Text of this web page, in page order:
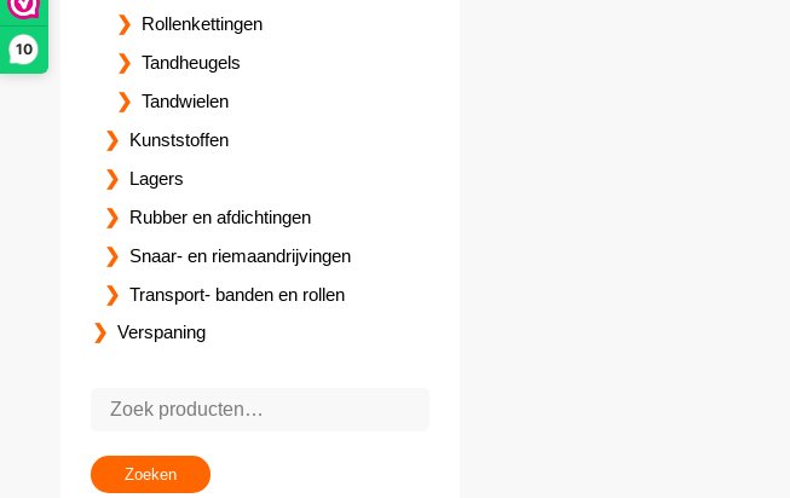
10
Rollenkettingen
Tandheugels
Tandwielen
Kunststoffen
Lagers
Rubber en afdichtingen
Snaar- en riemaandrijvingen
Transport- banden en rollen
Verspaning
Zoeken